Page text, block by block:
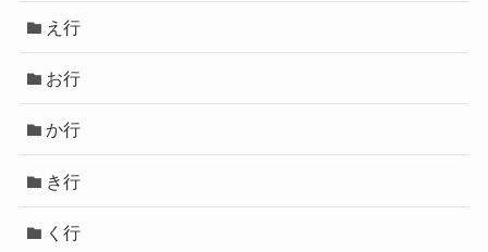
え行
お行
か行
き行
く行